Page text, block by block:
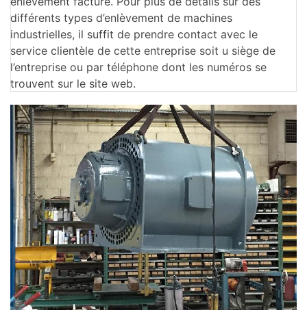
différents types d’enlèvement de machines
industrielles, il suffit de prendre contact avec le
service clientèle de cette entreprise soit u siège de
l’entreprise ou par téléphone dont les numéros se
trouvent sur le site web.